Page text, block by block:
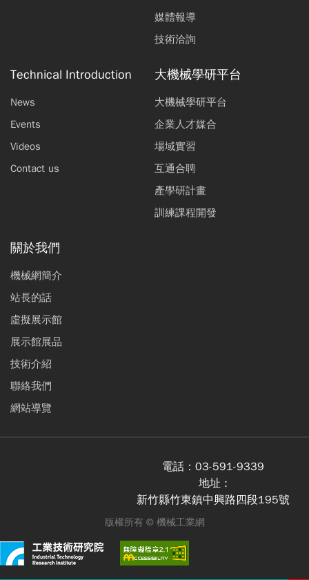
媒體報導
技術洽詢
Technical Introduction
News
Events
Videos
Contact us
大機械學研平台
大機械學研平台
企業人才媒合
場域實習
互通合聘
產學研計畫
訓練課程開發
關於我們
機械網簡介
站長的話
虛擬展示館
展示館展品
技術介紹
聯絡我們
網站導覽
電話： 03-591-9339
地址 :
新竹縣竹東鎮中興路四段195號
版權所有 © 機械工業網